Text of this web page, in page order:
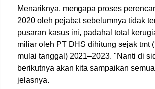
Menariknya, mengapa proses
2020 oleh pejabat sebelumnya tidak
pusaran kasus ini, padahal total
miliar oleh PT DHS dihitung sejak tmt
mulai tanggal) 2021–2023. "Nanti di
berikutnya akan kita sampaikan
jelasnya.